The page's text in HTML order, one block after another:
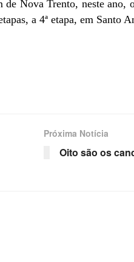
Nova Trento, neste ano,
a 4ª etapa, em Santo
Próxima Notícia
Oito são os